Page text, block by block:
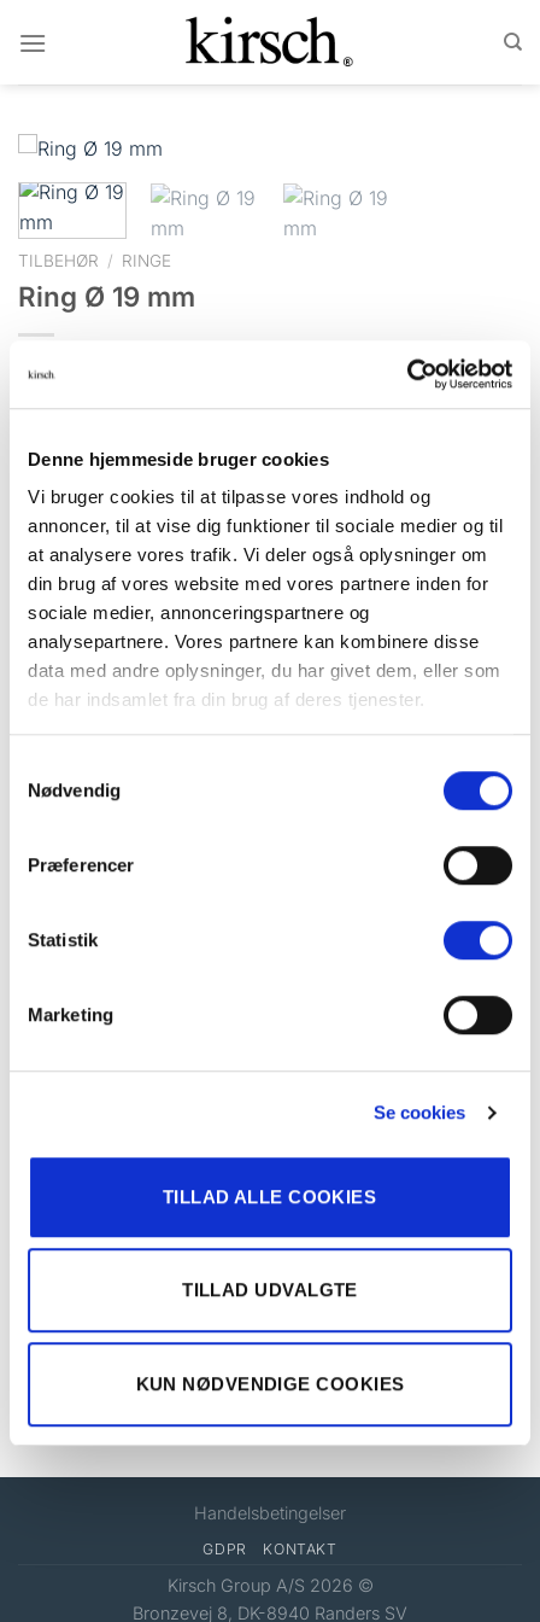
Denne hjemmeside bruger cookies
Vi bruger cookies til at tilpasse vores indhold og
annoncer, til at vise dig funktioner til sociale medier og til
at analysere vores trafik. Vi deler også oplysninger om
din brug af vores website med vores partnere inden for
sociale medier, annonceringspartnere og
analysepartnere. Vores partnere kan kombinere disse
data med andre oplysninger, du har givet dem, eller som
de har indsamlet fra din brug af deres tjenester.
Nødvendig
Præferencer
Statistik
Marketing
Se cookies
TILLAD ALLE COOKIES
TILLAD UDVALGTE
KUN NØDVENDIGE COOKIES
TILBEHØR / RINGE
Ring Ø 19 mm
mm.
Størrelser
Varenummer (SKU):ACRI19KO
Kategori:Ringe
Rund ring med øje, som du sætter rynkebåndskrog eller
RINGE
Ring Ø 19 mm
Handelsbetingelser
GDPR KONTAKT
Kirsch Group A/S 2026 ©
Bronzevej 8, DK-8940 Randers SV